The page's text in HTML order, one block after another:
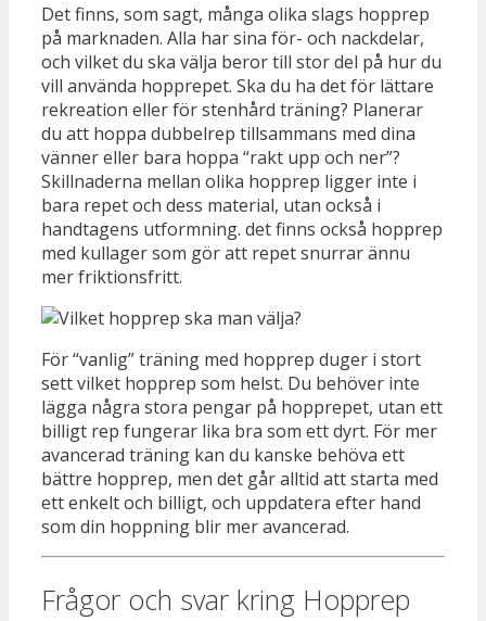
Det finns, som sagt, många olika slags hopprep
på marknaden. Alla har sina för- och nackdelar,
och vilket du ska välja beror till stor del på hur du
vill använda hopprepet. Ska du ha det för lättare
rekreation eller för stenhård träning? Planerar
du att hoppa dubbelrep tillsammans med dina
vänner eller bara hoppa “rakt upp och ner”?
Skillnaderna mellan olika hopprep ligger inte i
bara repet och dess material, utan också i
handtagens utformning. det finns också hopprep
med kullager som gör att repet snurrar ännu
mer friktionsfritt.
För “vanlig” träning med hopprep duger i stort
sett vilket hopprep som helst. Du behöver inte
lägga några stora pengar på hopprepet, utan ett
billigt rep fungerar lika bra som ett dyrt. För mer
avancerad träning kan du kanske behöva ett
bättre hopprep, men det går alltid att starta med
ett enkelt och billigt, och uppdatera efter hand
som din hoppning blir mer avancerad.
Frågor och svar kring Hopprep